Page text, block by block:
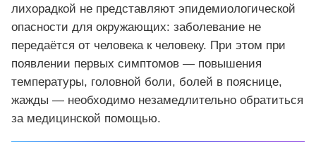
лихорадкой не представляют эпидемиологической
опасности для окружающих: заболевание не
передаётся от человека к человеку. При этом при
появлении первых симптомов — повышения
температуры, головной боли, болей в пояснице,
жажды — необходимо незамедлительно обратиться
за медицинской помощью.